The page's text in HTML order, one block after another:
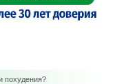
похудения?